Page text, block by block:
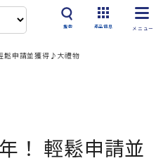
搜索 產品信息
鬆申請並獲得♪大禮物
！ 輕鬆申請並